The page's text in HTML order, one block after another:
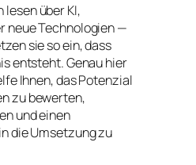
über KI,
neue Technologien —
sie so ein, dass
entsteht. Genau hier
Ihnen, das Potenzial
zu bewerten,
und einen
die Umsetzung zu